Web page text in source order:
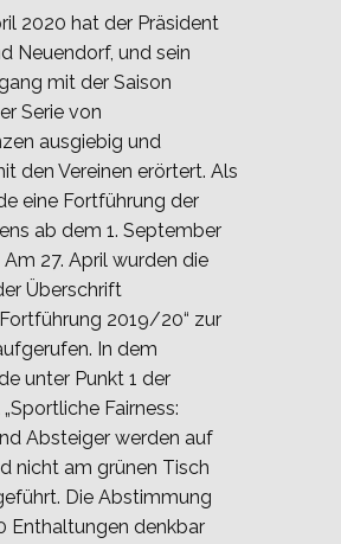
2020 hat der Präsident
Neuendorf, und sein
mit der Saison
Serie von
ausgiebig und
den Vereinen erörtert. Als
eine Fortführung der
ab dem 1. September
27. April wurden die
Überschrift
2019/20“ zur
In dem
unter Punkt 1 der
Fairness:
Absteiger werden auf
nicht am grünen Tisch
Die Abstimmung
Enthaltungen denkbar